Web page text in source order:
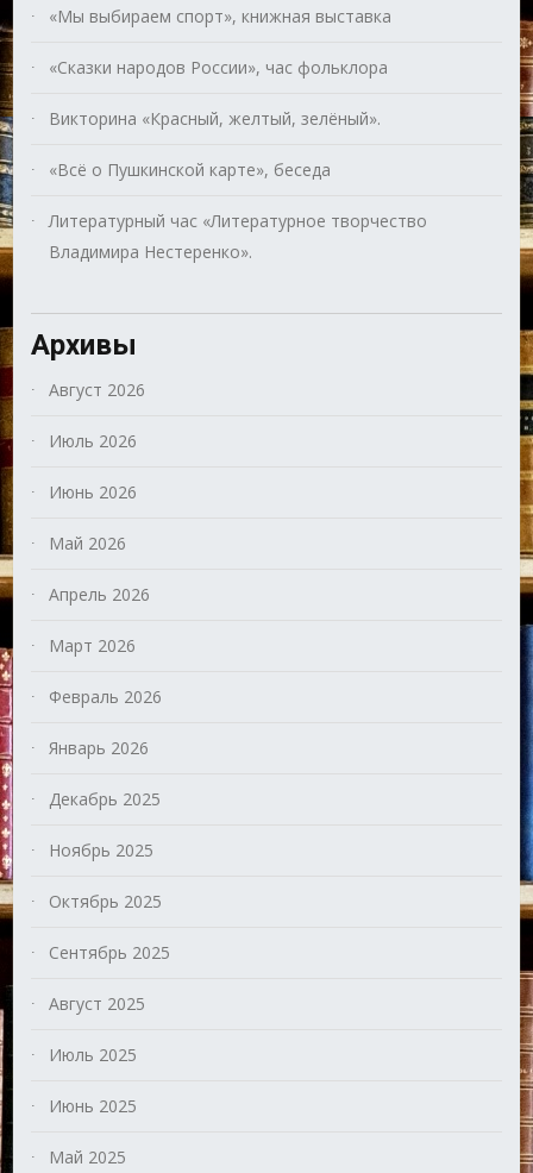
«Мы выбираем спорт», книжная выставка
«Сказки народов России», час фольклора
Викторина «Красный, желтый, зелёный».
«Всё о Пушкинской карте», беседа
Литературный час «Литературное творчество
Владимира Нестеренко».
Архивы
Август 2026
Июль 2026
Июнь 2026
Май 2026
Апрель 2026
Март 2026
Февраль 2026
Январь 2026
Декабрь 2025
Ноябрь 2025
Октябрь 2025
Сентябрь 2025
Август 2025
Июль 2025
Июнь 2025
Май 2025